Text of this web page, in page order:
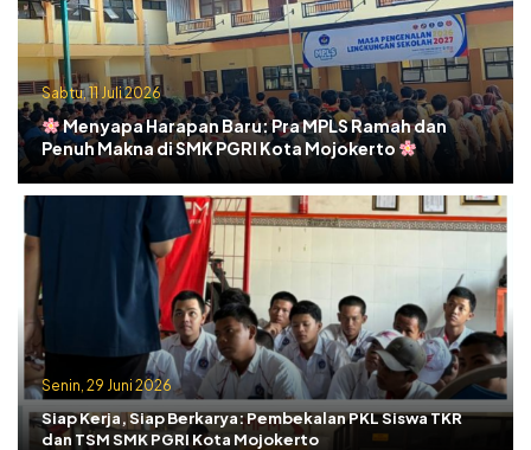
Sabtu, 11 Juli 2026
Menyapa Harapan Baru: Pra MPLS Ramah dan
Penuh Makna di SMK PGRI Kota Mojokerto
Senin, 29 Juni 2026
Siap Kerja, Siap Berkarya: Pembekalan PKL Siswa TKR
dan TSM SMK PGRI Kota Mojokerto